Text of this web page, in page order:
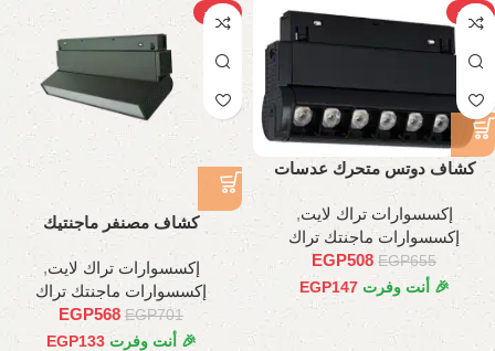
-22%
كشاف دوتس متحرك عدسات
اسطواني, 11 سم
إكسسوارات تراك لايت,
إكسسوارات ماجنتك تراك
EGP655
EGP508
🎉 أنت وفرت EGP147
-19%
كشاف مصنفر ماجنتيك
إكسسوارات تراك لايت,
إكسسوارات ماجنتك تراك
EGP701
EGP568
🎉 أنت وفرت EGP133